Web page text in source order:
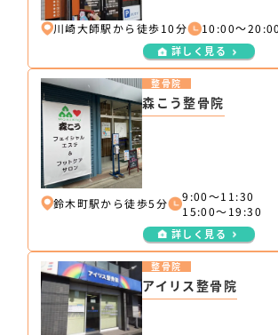
川崎大師駅から徒歩10分 10:00～20:00
詳しく見る
森こう整骨院
整骨院
鈴木町駅から徒歩5分
9:00〜11:30
15:00〜19:30
詳しく見る
アイリス整骨院
整骨院